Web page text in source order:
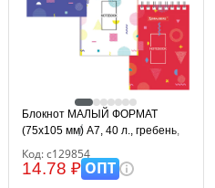
Блокнот МАЛЫЙ ФОРМАТ
(75х105 мм) А7, 40 л., гребень,
картон, клетка, BRAUBERG,
"Креатив", 129854
Код: с129854
14.78 ₽ОПТ